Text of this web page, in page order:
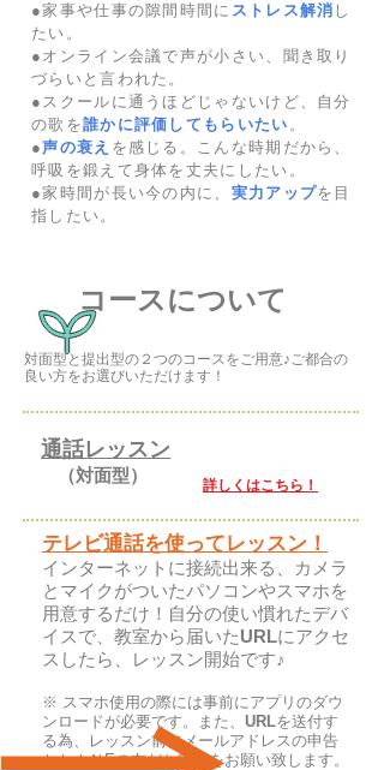
●家事や仕事の隙間時間に ストレス解消 し
たい。
●オンライン会議で声が小さい、聞き取り
づらいと言われた。
●スクールに通うほどじゃないけど、自分
の歌を誰かに評価してもらいたい 。
●声の衰え を感じる。こんな時期だから、
呼吸を鍛えて身体を丈夫にしたい。
●家時間が長い今の内に、 実力アップを目
指したい。
コースについて
対面型と提出型の２つのコースをご用意♪ご都合の
良い方をお選びいただけます！
通話レッスン
（対面型） ​詳しくはこちら！
テレビ通話を使ってレッスン！
インターネットに接続出来る、カメラ
とマイクがついたパソコンやスマホを
用意するだけ！自分の使い慣れたデバ
イスで、教室から届いたURLにアクセ
スしたら、レッスン開始です♪
※ スマホ使用の際には事前にアプリのダウ
ンロードが必要です。また、 URLを送付す
る為、レッスン前にメールアドレスの申告
かＬＩＮEの友だち申請をお願い致します。